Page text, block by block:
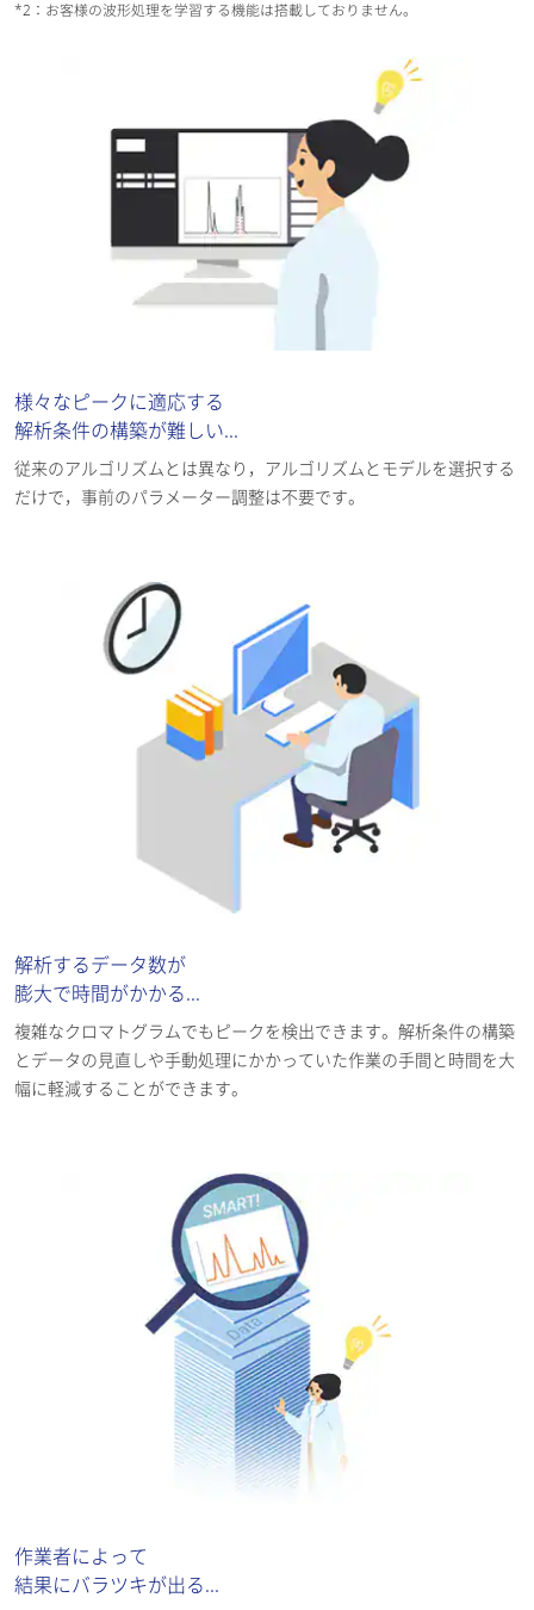
*2：お客様の波形処理を学習する機能は搭載しておりません。
様々なピークに適応する
解析条件の構築が難しい...
従来のアルゴリズムとは異なり，アルゴリズムとモデルを選択する
だけで，事前のパラメーター調整は不要です。
解析するデータ数が
膨大で時間がかかる...
複雑なクロマトグラムでもピークを検出できます。解析条件の構築
とデータの見直しや手動処理にかかっていた作業の手間と時間を大
幅に軽減することができます。
作業者によって
結果にバラツキが出る...